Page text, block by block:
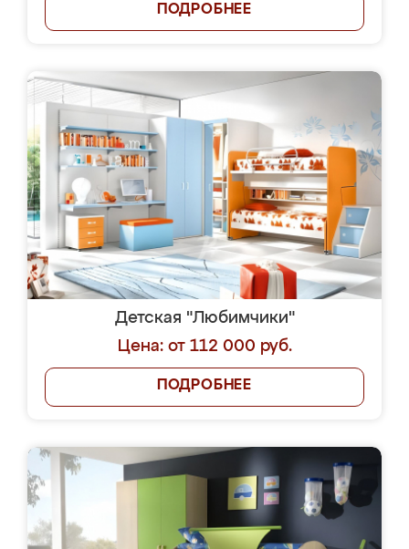
ПОДРОБНЕЕ
Детская "Любимчики"
Цена: от 112 000 руб.
ПОДРОБНЕЕ